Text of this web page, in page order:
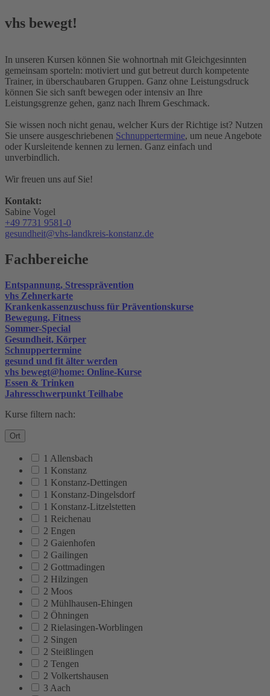
vhs bewegt!
In unseren Kursen können Sie wohnortnah mit Gleichgesinnten
gemeinsam sporteln: motiviert und gut betreut durch kompetente
Trainer, in überschaubaren Gruppen. Ganz ohne Leistungsdruck
können Sie sich sanft bewegen oder intensiv an Ihre
Leistungsgrenze gehen, ganz nach Ihrem Geschmack.
Sie wissen noch nicht genau, welcher Kurs der Richtige ist? Nutzen
Sie unsere ausgeschriebenen Schnuppertermine, um neue Angebote
oder Kursleitende kennen zu lernen. Ganz einfach und
unverbindlich.
Wir freuen uns auf Sie!
Kontakt:
Sabine Vogel
+49 7731 9581-0
gesundheit@vhs-landkreis-konstanz.de
Fachbereiche
Entspannung, Stressprävention
vhs Zehnerkarte
Krankenkassenzuschuss für Präventionskurse
Bewegung, Fitness
Sommer-Special
Gesundheit, Körper
Schnuppertermine
gesund und fit älter werden
vhs bewegt@home: Online-Kurse
Essen & Trinken
Jahresschwerpunkt Teilhabe
Kurse filtern nach:
Ort
1 Allensbach
1 Konstanz
1 Konstanz-Dettingen
1 Konstanz-Dingelsdorf
1 Konstanz-Litzelstetten
1 Reichenau
2 Engen
2 Gaienhofen
2 Gailingen
2 Gottmadingen
2 Hilzingen
2 Moos
2 Mühlhausen-Ehingen
2 Öhningen
2 Rielasingen-Worblingen
2 Singen
2 Steißlingen
2 Tengen
2 Volkertshausen
3 Aach